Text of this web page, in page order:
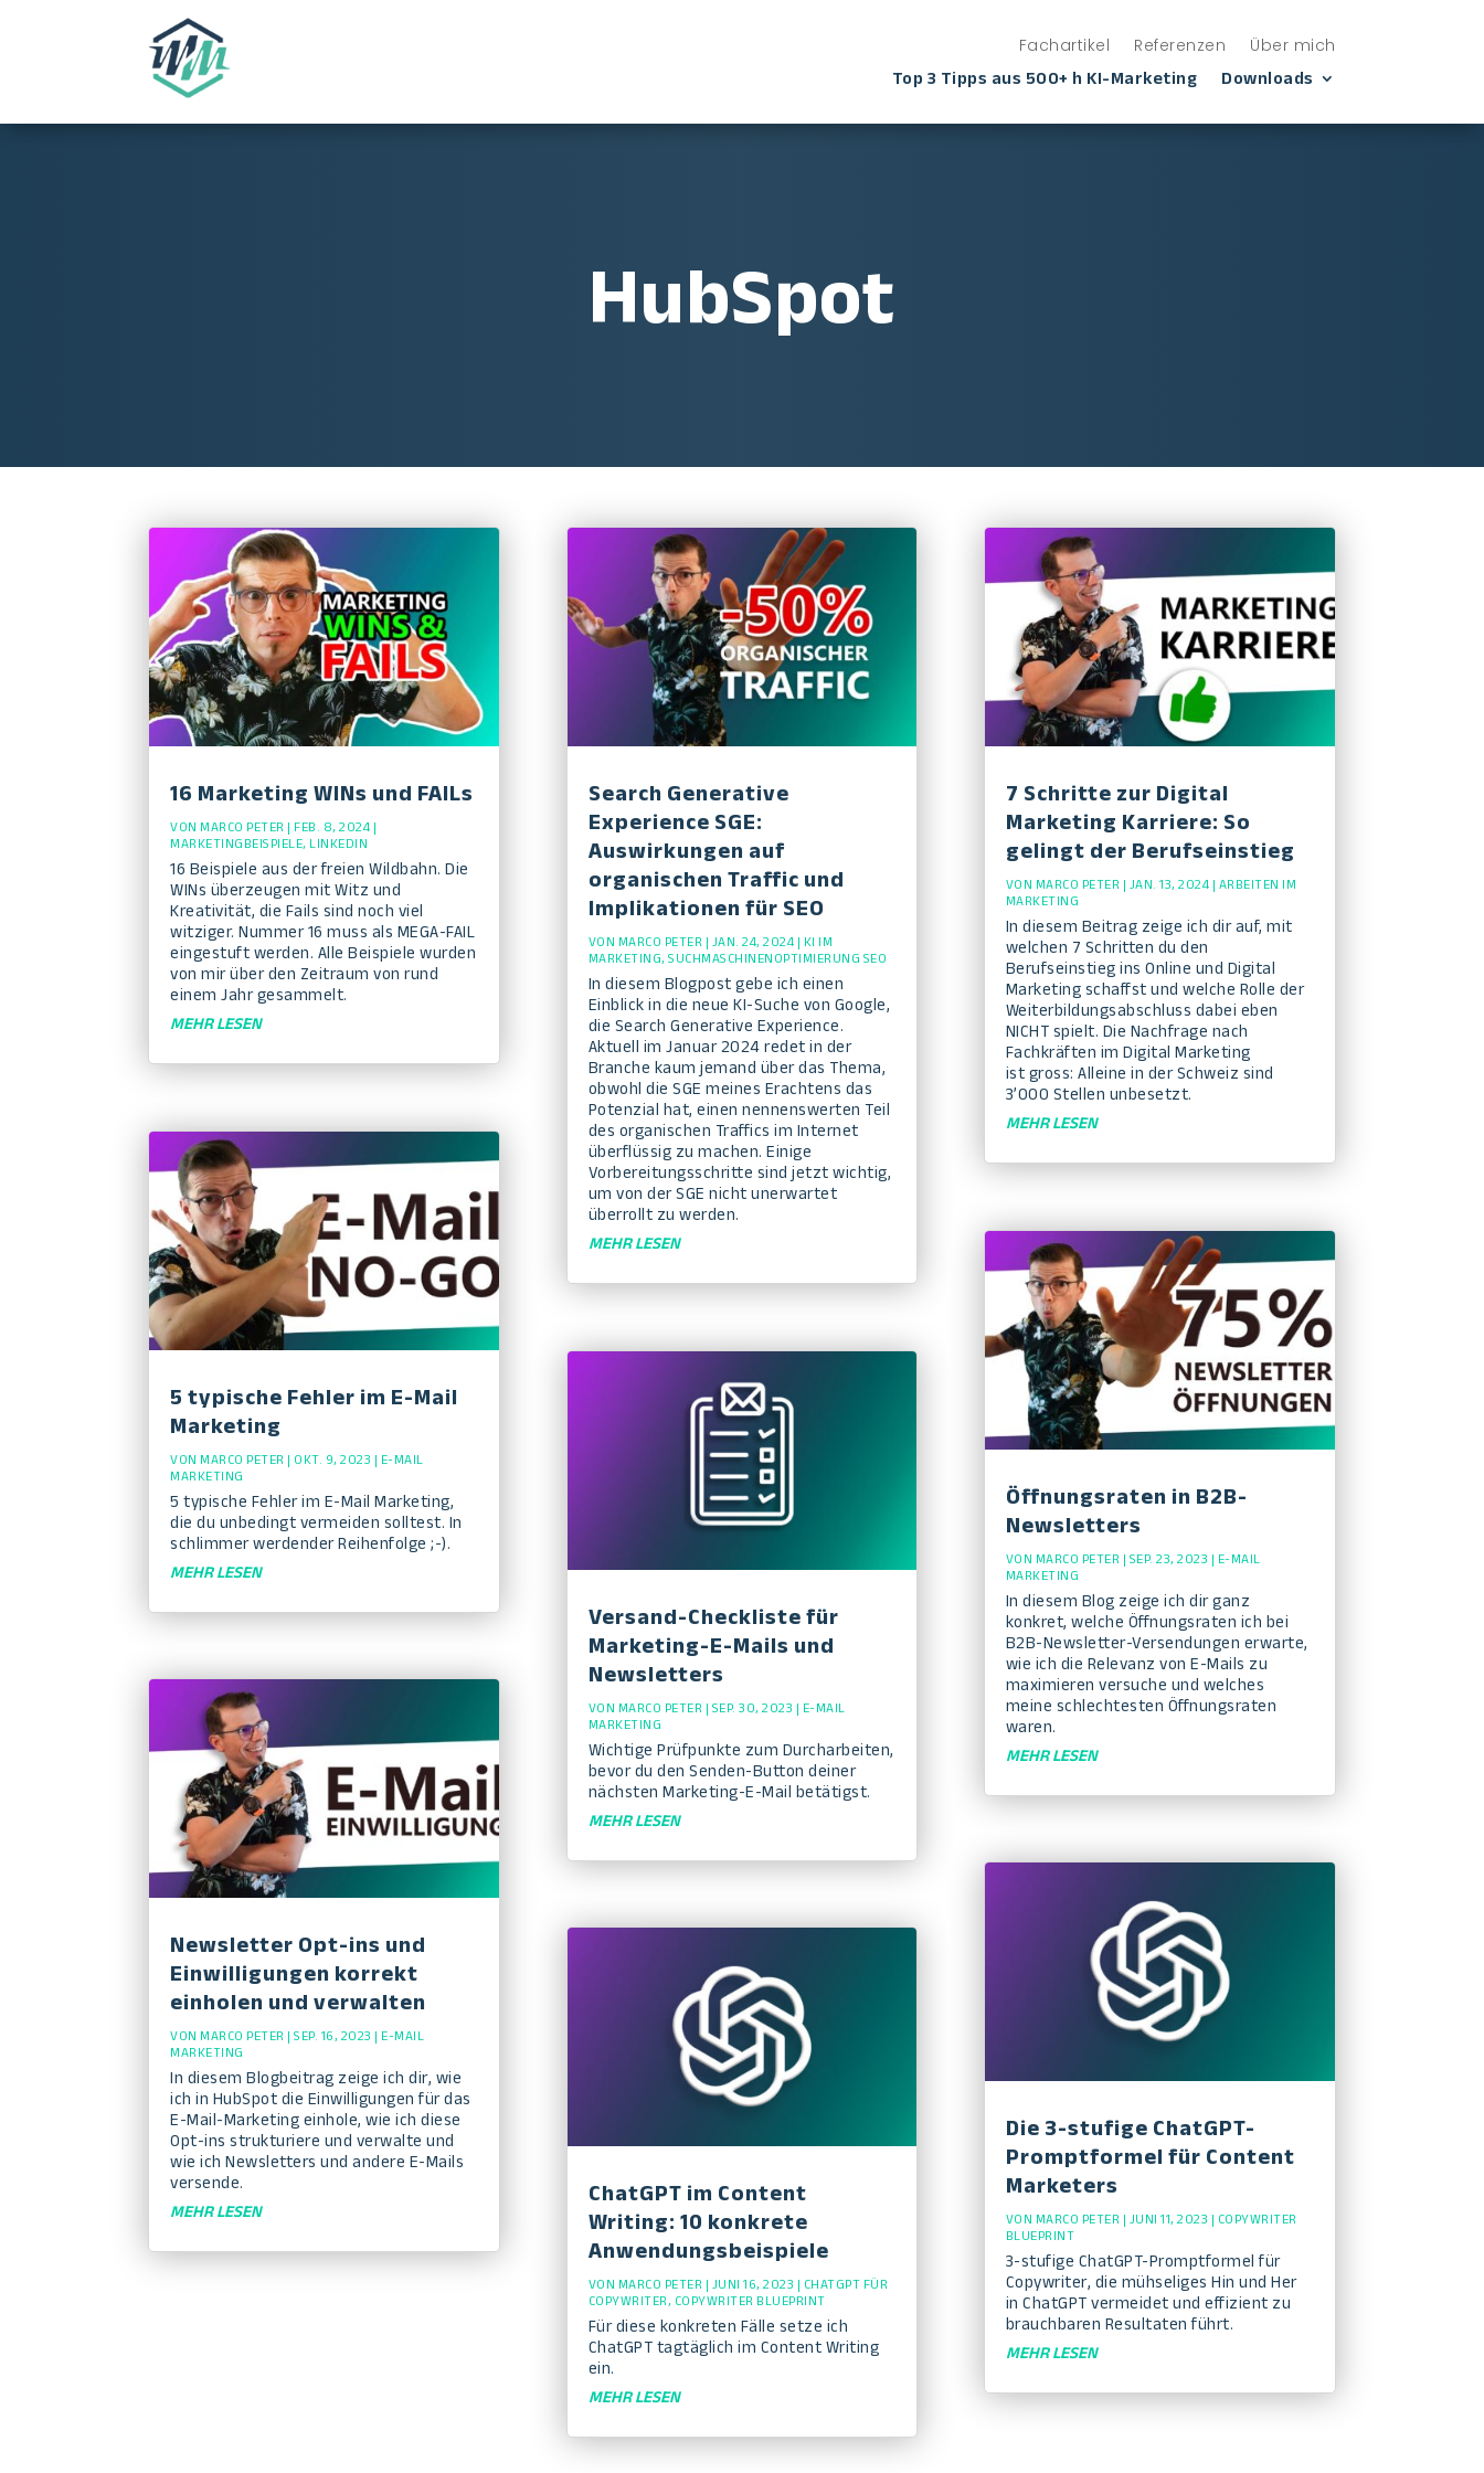
Fachartikel Referenzen Über mich
Top 3 Tipps aus 500+ h KI-Marketing Downloads
HubSpot
16 Marketing WINs und FAILs
VON MARCO PETER | FEB. 8, 2024|
MARKETINGBEISPIELE, LINKEDIN
16 Beispiele aus der freien Wildbahn. Die
WINs überzeugen mit Witz und
Kreativität, die Fails sind noch viel
witziger. Nummer 16 muss als MEGA-FAIL
eingestuft werden. Alle Beispiele wurden
von mir über den Zeitraum von rund
einem Jahr gesammelt.
MEHR LESEN
5 typische Fehler im E-Mail
Marketing
VON MARCO PETER | OKT. 9, 2023 | E-MAIL
MARKETING
5 typische Fehler im E-Mail Marketing,
die du unbedingt vermeiden solltest. In
schlimmer werdender Reihenfolge ;-).
MEHR LESEN
Newsletter Opt-ins und
Einwilligungen korrekt
einholen und verwalten
VON MARCO PETER |SEP. 16, 2023 | E-MAIL
MARKETING
In diesem Blogbeitrag zeige ich dir, wie
ich in HubSpot die Einwilligungen für das
E-Mail-Marketing einhole, wie ich diese
Opt-ins strukturiere und verwalte und
wie ich Newsletters und andere E-Mails
versende.
MEHR LESEN
Search Generative
Experience SGE:
Auswirkungen auf
organischen Traffic und
Implikationen für SEO
VON MARCO PETER |JAN. 24, 2024| KI IM
MARKETING,SUCHMASCHINENOPTIMIERUNG SEO
In diesem Blogpost gebe ich einen
Einblick in die neue KI-Suche von Google,
die Search Generative Experience.
Aktuell im Januar 2024 redet in der
Branche kaum jemand über das Thema,
obwohl die SGE meines Erachtens das
Potenzial hat, einen nennenswerten Teil
des organischen Traffics im Internet
überflüssig zu machen. Einige
Vorbereitungsschritte sind jetzt wichtig,
um von der SGE nicht unerwartet
überrollt zu werden.
MEHR LESEN
Versand-Checkliste für
Marketing-E-Mails und
Newsletters
VON MARCO PETER |SEP. 30, 2023 | E-MAIL
MARKETING
Wichtige Prüfpunkte zum Durcharbeiten,
bevor du den Senden-Button deiner
nächsten Marketing-E-Mail betätigst.
MEHR LESEN
ChatGPT im Content
Writing: 10 konkrete
Anwendungsbeispiele
VON MARCO PETER |JUNI 16, 2023 | CHATGPT FÜR
COPYWRITER, COPYWRITER BLUEPRINT
Für diese konkreten Fälle setze ich
ChatGPT tagtäglich im Content Writing
ein.
MEHR LESEN
7 Schritte zur Digital
Marketing Karriere: So
gelingt der Berufseinstieg
VON MARCO PETER |JAN. 13, 2024|ARBEITEN IM
MARKETING
In diesem Beitrag zeige ich dir auf, mit
welchen 7 Schritten du den
Berufseinstieg ins Online und Digital
Marketing schaffst und welche Rolle der
Weiterbildungsabschluss dabei eben
NICHT spielt. Die Nachfrage nach
Fachkräften im Digital Marketing
ist gross: Alleine in der Schweiz sind
3’000 Stellen unbesetzt.
MEHR LESEN
Öffnungsraten in B2B-
Newsletters
VON MARCO PETER |SEP. 23, 2023 | E-MAIL
MARKETING
In diesem Blog zeige ich dir ganz
konkret, welche Öffnungsraten ich bei
B2B-Newsletter-Versendungen erwarte,
wie ich die Relevanz von E-Mails zu
maximieren versuche und welches
meine schlechtesten Öffnungsraten
waren.
MEHR LESEN
Die 3-stufige ChatGPT-
Promptformel für Content
Marketers
VON MARCO PETER |JUNI 11, 2023 | COPYWRITER
BLUEPRINT
3-stufige ChatGPT-Promptformel für
Copywriter, die mühseliges Hin und Her
in ChatGPT vermeidet und effizient zu
brauchbaren Resultaten führt.
MEHR LESEN